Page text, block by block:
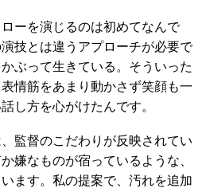
ローを演じるのは初めてなんで
技とは違うアプローチが必要で
ぶって生きている。そういった
情筋をあまり動かさず笑顔も一
し方を心がけたんです。
監督のこだわりが反映されてい
嫌なものが宿っているような、
ます。私の提案で、汚れを追加